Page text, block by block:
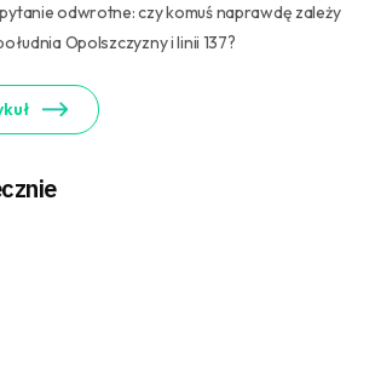
odwrotne: czy komuś naprawdę zależy
Opolszczyzny i linii 137?